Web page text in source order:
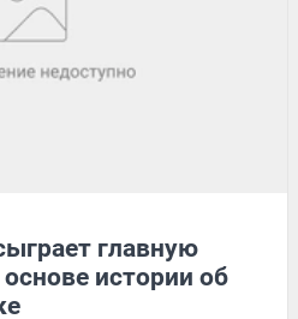
главную
истории об